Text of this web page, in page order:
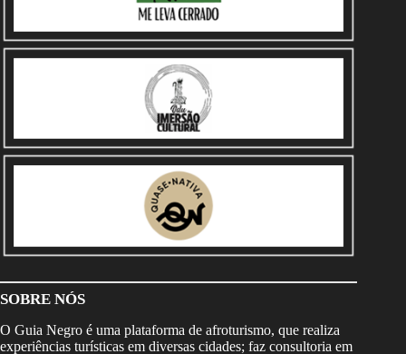
SOBRE NÓS
O Guia Negro é uma plataforma de afroturismo, que realiza
experiências turísticas em diversas cidades; faz consultoria em